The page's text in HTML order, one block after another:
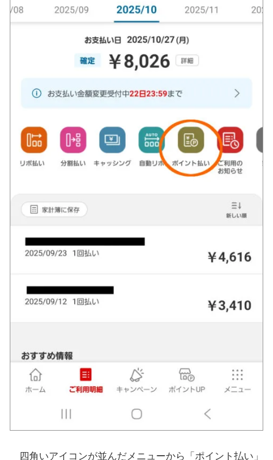
四角いアイコンが並んだメニューから「ポイント払い」